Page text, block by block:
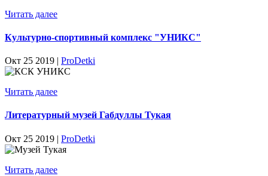
Читать далее
Культурно-спортивный комплекс "УНИКС"
Окт 25 2019 | ProDetki
Читать далее
Литературный музей Габдуллы Тукая
Окт 25 2019 | ProDetki
Читать далее